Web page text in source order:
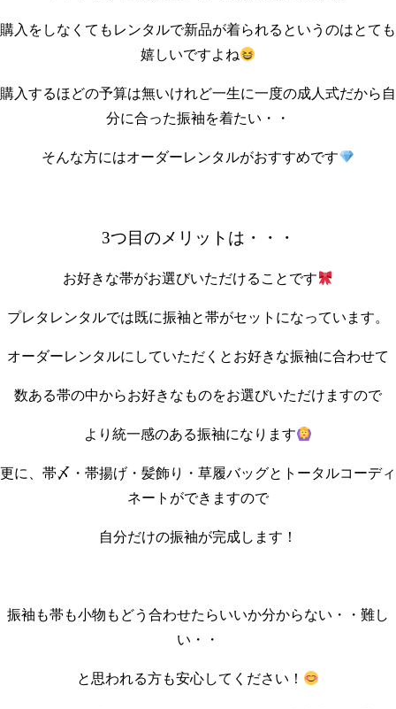
購入をしなくてもレンタルで新品が着られるというのはとても
嬉しいですよね
購入するほどの予算は無いけれど一生に一度の成人式だから自
分に合った振袖を着たい・・
そんな方にはオーダーレンタルがおすすめです
3つ目のメリットは・・・
お好きな帯がお選びいただけることです
プレタレンタルでは既に振袖と帯がセットになっています。
オーダーレンタルにしていただくとお好きな振袖に合わせて
数ある帯の中からお好きなものをお選びいただけますので
より統一感のある振袖になります
更に、帯〆・帯揚げ・髪飾り・草履バッグとトータルコーディ
ネートができますので
自分だけの振袖が完成します！
振袖も帯も小物もどう合わせたらいいか分からない・・難し
い・・
と思われる方も安心してください！